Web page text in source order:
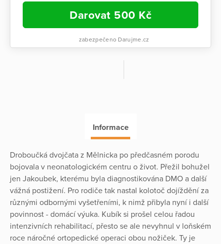
Darovat 500 Kč
zabezpečeno Darujme.cz
Informace
Droboučká dvojčata z Mělnicka po předčasném porodu
bojovala v neonatologickém centru o život. Přežil bohužel
jen Jakoubek, kterému byla diagnostikována DMO a další
vážná postižení. Pro rodiče tak nastal kolotoč dojíždění za
různými odbornými vyšetřeními, k nimž přibyla nyní i další
povinnost - domácí výuka. Kubík si prošel celou řadou
intenzivních rehabilitací, přesto se ale nevyhnul v loňském
roce náročné ortopedické operaci obou nožiček. Ty je